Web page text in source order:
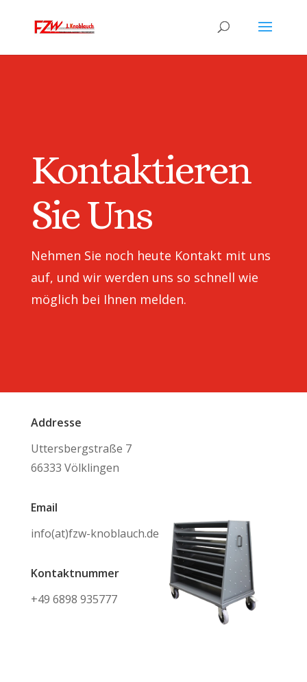
Kontaktieren
Sie Uns
Nehmen Sie noch heute Kontakt mit uns
auf, und wir werden uns so schnell wie
möglich bei Ihnen melden.
Addresse
Uttersbergstraße 7
66333 Völklingen
Email
info(at)fzw-knoblauch.de
Kontaktnummer
+49 6898 935777